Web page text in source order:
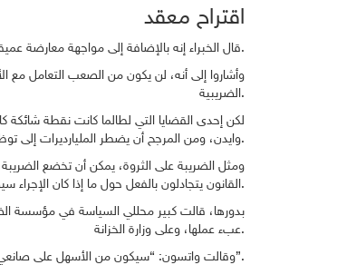
اقتراح معقد
قال الخبراء إنه بالإضافة إلى مواجهة معارضة عميقة من المصالح القوية، فإن إدارة الضرائب على الثروة ومكاسب رأس المال غير المحققة قد تكون معقدة للغاية.
وأشاروا إلى أنه، لن يكون من الصعب التعامل مع
الضريبية.
لكن إحدى القضايا التي لطالما كانت نقطة شائكة
وايدن، ومن المرجح أن يضطر المليارديرات إلى توظيف مثمنين لتحديد التغيير السنوي في القيمة، مما قد يشعل معارك طويلة مع دائرة الإيرادات الداخلية.
ومثل الضريبة على الثروة، يمكن أن تخضع
القانون يتجادلون بالفعل حول ما إذا كان الإجراء سيصمد أمام المعارك القضائية.
بدورها، قالت كبير محللي السياسة في مؤسسة
عبء عملها، وعلى وزارة الخزانة.
وقالت واتسون: “سيكون من الأسهل على صانعي السياسات سياسياً ومن منظور سياسي رفع معدلات الضرائب بدلاً من إجراء تغييرات معقدة للغاية وغير مختبرة في القاعدة الضريبية مثل هذه”.